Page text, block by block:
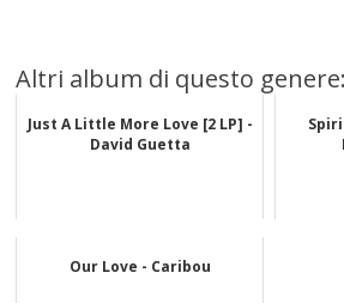
Altri album di questo genere:
Just A Little More Love [2 LP] -
David Guetta
Our Love - Caribou